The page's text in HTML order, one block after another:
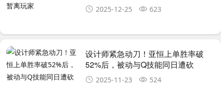
2025-12-25 623
设计师紧急动刀！亚恒上单胜率破
52%后，被动与Q技能同日遭砍
2025-11-23 524